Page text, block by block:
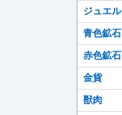
ジュエル
青色鉱石
赤色鉱石
金貨
獣肉